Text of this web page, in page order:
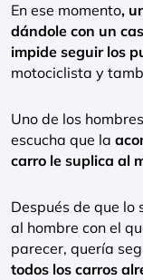
En ese momento,
dándole con un
impide seguir los
motociclista y
Uno de los
escucha que la
carro le suplica al
Después de que
al hombre con el
parecer, quería
todos los carros